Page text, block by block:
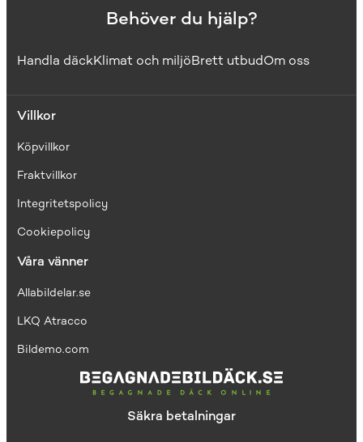
Behöver du hjälp?
Handla däckKlimat och miljöBrett utbudOm oss
Villkor
Köpvillkor
Fraktvillkor
Integritetspolicy
Cookiepolicy
Våra vänner
Allabildelar.se
LKQ Atracco
Bildemo.com
Säkra betalningar